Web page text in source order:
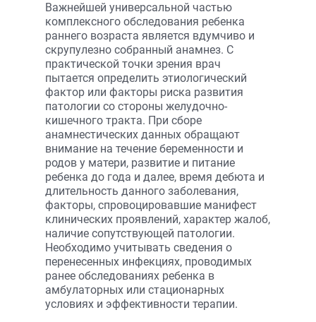
Важнейшей универсальной частью
комплексного обследования ребенка
раннего возраста является вдумчиво и
скрупулезно собранный анамнез. С
практической точки зрения врач
пытается определить этиологический
фактор или факторы риска развития
патологии со стороны желудочно-
кишечного тракта. При сборе
анамнестических данных обращают
внимание на течение беременности и
родов у матери, развитие и питание
ребенка до года и далее, время дебюта и
длительность данного заболевания,
факторы, спровоцировавшие манифест
клинических проявлений, характер жалоб,
наличие сопутствующей патологии.
Необходимо учитывать сведения о
перенесенных инфекциях, проводимых
ранее обследованиях ребенка в
амбулаторных или стационарных
условиях и эффективности терапии.